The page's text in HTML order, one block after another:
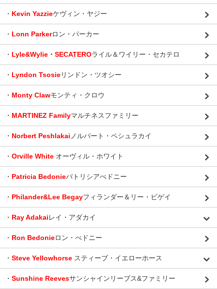
・ Kevin Yazzieケヴィン・ヤジー
・ Lonn Parkerロン・パーカー
・ Lyle&Wylie・SECATEROライル＆ワイリー・セカテロ
・ Lyndon Tsosieリンドン・ツオシー
・ Monty Clawモンティ・クロウ
・ MARTINEZ Familyマルチネスファミリー
・ Norbert Peshlakai ノルバート・ペシュラカイ
・ Orville White オーヴィル・ホワイト
・ Patricia Bedonieパトリシアべドニー
・ Philander&Lee Begayフィランダー＆リー・ビゲイ
・ Ray Adakaiレイ・アダカイ
・ Ron Bedonieロン・べドニー
・ Steve Yellowhorse スティーブ・イエローホース
・ Sunshine Reevesサンシャインリーブス&ファミリー